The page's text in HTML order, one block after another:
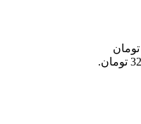
قیمت اصلی: 348،000 تومان